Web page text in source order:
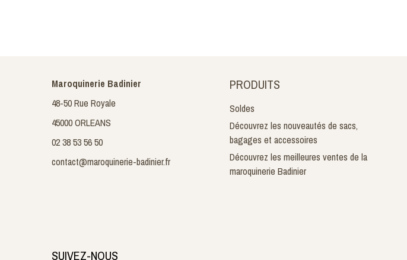
Maroquinerie Badinier
48-50 Rue Royale
45000 ORLEANS
02 38 53 56 50
contact@maroquinerie-badinier.fr
PRODUITS
Soldes
Découvrez les nouveautés de sacs,
bagages et accessoires
Découvrez les meilleures ventes de la
maroquinerie Badinier
SUIVEZ-NOUS